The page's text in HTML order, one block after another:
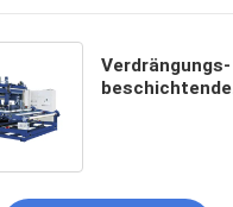
Verdrängungs-
beschichtende